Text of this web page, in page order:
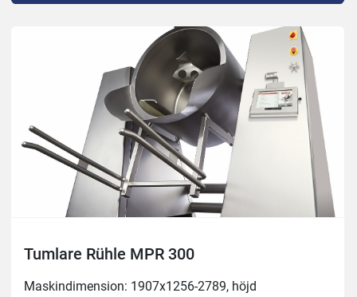
Underede; 4st hjul
Blandare: Steglös 0-50 varv/min
Tumlare Rühle MPR 300
Maskindimension: 1907x1256-2789, höjd